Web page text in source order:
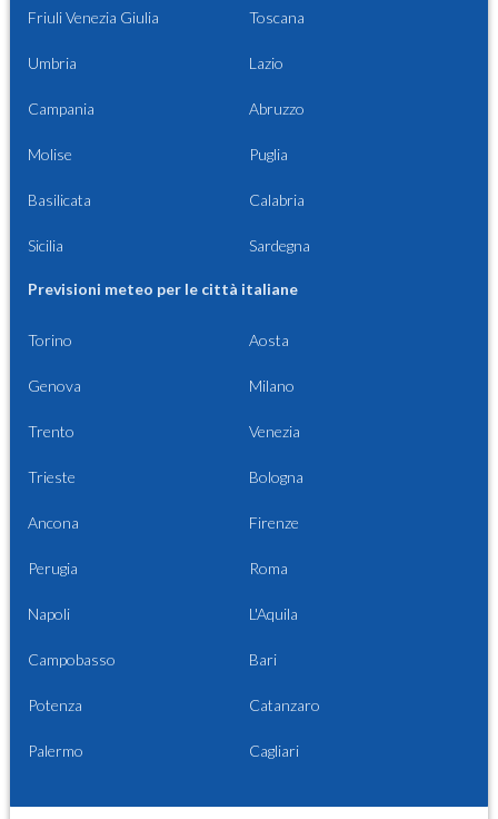
Friuli Venezia Giulia Toscana
Umbria Lazio
Campania Abruzzo
Molise Puglia
Basilicata Calabria
Sicilia Sardegna
Previsioni meteo per le città italiane
Torino Aosta
Genova Milano
Trento Venezia
Trieste Bologna
Ancona Firenze
Perugia Roma
Napoli L'Aquila
Campobasso Bari
Potenza Catanzaro
Palermo Cagliari